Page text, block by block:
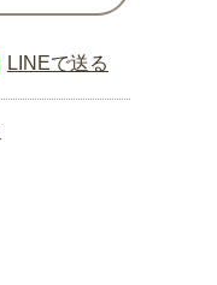
LINEで送る